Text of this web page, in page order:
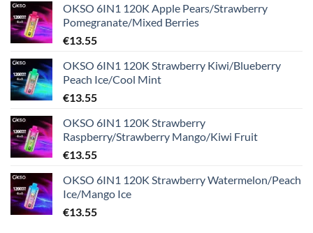
OKSO 6IN1 120K Apple Pears/Strawberry
Pomegranate/Mixed Berries
€13.55
OKSO 6IN1 120K Strawberry Kiwi/Blueberry
Peach Ice/Cool Mint
€13.55
OKSO 6IN1 120K Strawberry
Raspberry/Strawberry Mango/Kiwi Fruit
€13.55
OKSO 6IN1 120K Strawberry Watermelon/Peach
Ice/Mango Ice
€13.55